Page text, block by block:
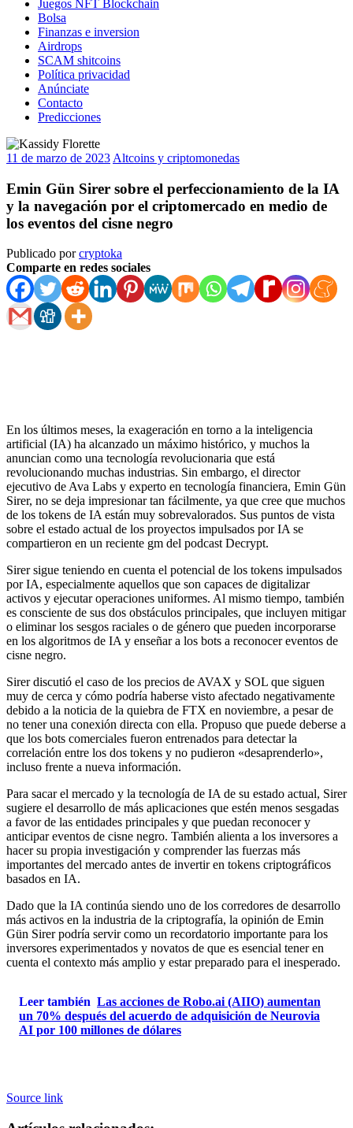
Juegos NFT Blockchain
Bolsa
Finanzas e inversion
Airdrops
SCAM shitcoins
Política privacidad
Anúnciate
Contacto
Predicciones
11 de marzo de 2023 Altcoins y criptomonedas
Emin Gün Sirer sobre el perfeccionamiento de la IA
y la navegación por el criptomercado en medio de
los eventos del cisne negro
Publicado porcryptoka
Comparte en redes sociales
En los últimos meses, la exageración en torno a la inteligencia
artificial (IA) ha alcanzado un máximo histórico, y muchos la
anuncian como una tecnología revolucionaria que está
revolucionando muchas industrias. Sin embargo, el director
ejecutivo de Ava Labs y experto en tecnología financiera, Emin Gün
Sirer, no se deja impresionar tan fácilmente, ya que cree que muchos
de los tokens de IA están muy sobrevalorados. Sus puntos de vista
sobre el estado actual de los proyectos impulsados ​​por IA se
compartieron en un reciente gm del podcast Decrypt.
Sirer sigue teniendo en cuenta el potencial de los tokens impulsados ​​
por IA, especialmente aquellos que son capaces de digitalizar
activos y ejecutar operaciones uniformes. Al mismo tiempo, también
es consciente de sus dos obstáculos principales, que incluyen mitigar
o eliminar los sesgos raciales o de género que pueden incorporarse
en los algoritmos de IA y enseñar a los bots a reconocer eventos de
cisne negro.
Sirer discutió el caso de los precios de AVAX y SOL que siguen
muy de cerca y cómo podría haberse visto afectado negativamente
debido a la noticia de la quiebra de FTX en noviembre, a pesar de
no tener una conexión directa con ella. Propuso que puede deberse a
que los bots comerciales fueron entrenados para detectar la
correlación entre los dos tokens y no pudieron «desaprenderlo»,
incluso frente a nueva información.
Para sacar el mercado y la tecnología de IA de su estado actual, Sirer
sugiere el desarrollo de más aplicaciones que estén menos sesgadas
a favor de las entidades principales y que puedan reconocer y
anticipar eventos de cisne negro. También alienta a los inversores a
hacer su propia investigación y comprender las fuerzas más
importantes del mercado antes de invertir en tokens criptográficos
basados ​​en IA.
Dado que la IA continúa siendo uno de los corredores de desarrollo
más activos en la industria de la criptografía, la opinión de Emin
Gün Sirer podría servir como un recordatorio importante para los
inversores experimentados y novatos de que es esencial tener en
cuenta el contexto más amplio y estar preparado para el inesperado.
Leer también Las acciones de Robo.ai (AIIO) aumentan
un 70% después del acuerdo de adquisición de Neurovia
AI por 100 millones de dólares
Source link